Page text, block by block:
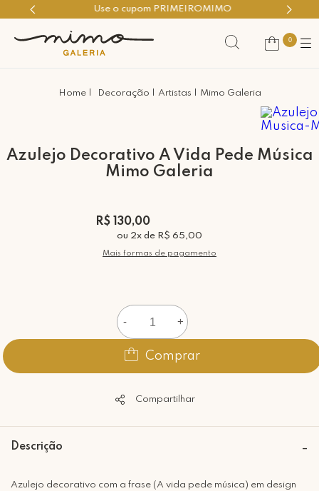
Use o cupom PRIMEIROMIMO
0
Decoração Artistas Mimo Galeria
Azulejo Decorativo A Vida Pede Música
Mimo Galeria
R$ 130,00
ou 2x de R$ 65,00
Mais formas de pagamento
- +
Comprar
Compartilhar
Descrição
Azulejo decorativo com a frase (A vida pede música) em design